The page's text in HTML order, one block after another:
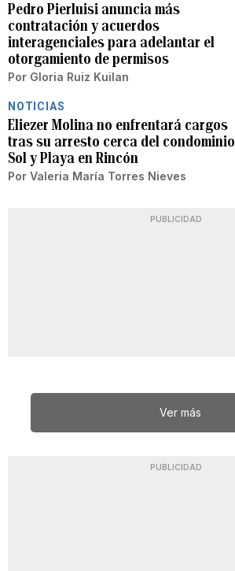
Pedro Pierluisi anuncia más
contratación y acuerdos
interagenciales para adelantar el
otorgamiento de permisos
Por Gloria Ruiz Kuilan
NOTICIAS
Eliezer Molina no enfrentará cargos
tras su arresto cerca del condominio
Sol y Playa en Rincón
Por Valeria María Torres Nieves
PUBLICIDAD
Ver más
PUBLICIDAD